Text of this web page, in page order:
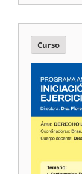
Curso